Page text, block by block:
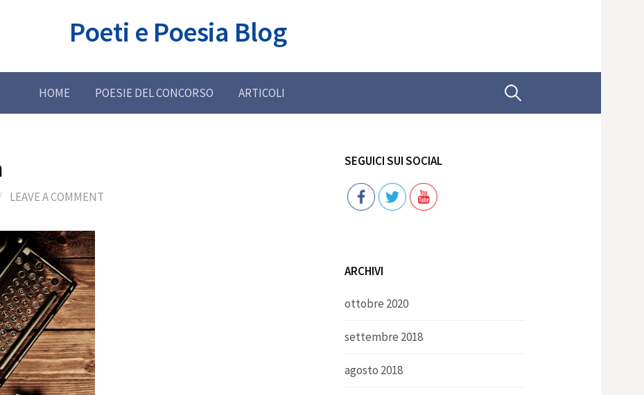
Poeti e Poesia Blog
HOME POESIE DEL CONCORSO ARTICOLI Ricerca
LEAVE A COMMENT
SEGUICI SUI SOCIAL
Follow
ARCHIVI
ottobre 2020
settembre 2018
agosto 2018